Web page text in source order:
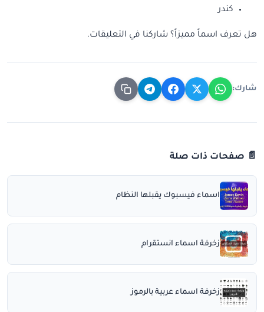
كندر
هل تعرف اسماً مميزاً؟ شاركنا في التعليقات.
شارك:
📄 صفحات ذات صلة
اسماء فيسبوك يقبلها النظام
زخرفة اسماء انستقرام
زخرفة اسماء عربية بالرموز